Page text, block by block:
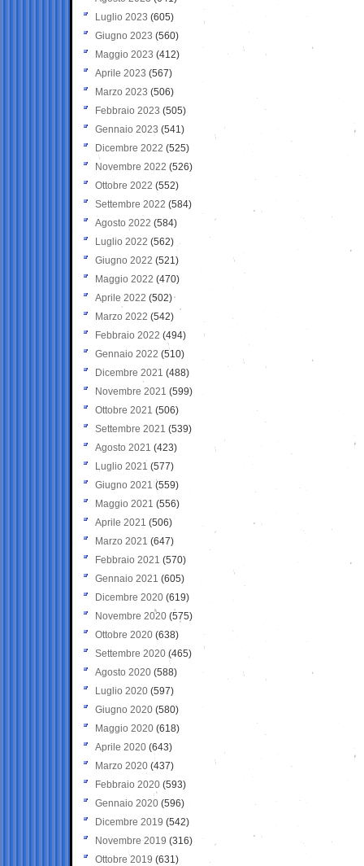
Luglio 2023 (605)
Giugno 2023 (560)
Maggio 2023 (412)
Aprile 2023 (567)
Marzo 2023 (506)
Febbraio 2023 (505)
Gennaio 2023 (541)
Dicembre 2022 (525)
Novembre 2022 (526)
Ottobre 2022 (552)
Settembre 2022 (584)
Agosto 2022 (584)
Luglio 2022 (562)
Giugno 2022 (521)
Maggio 2022 (470)
Aprile 2022 (502)
Marzo 2022 (542)
Febbraio 2022 (494)
Gennaio 2022 (510)
Dicembre 2021 (488)
Novembre 2021 (599)
Ottobre 2021 (506)
Settembre 2021 (539)
Agosto 2021 (423)
Luglio 2021 (577)
Giugno 2021(559)
Maggio 2021 (556)
Aprile 2021 (506)
Marzo 2021 (647)
Febbraio 2021 (570)
Gennaio 2021 (605)
Dicembre 2020 (619)
Novembre 2020 (575)
Ottobre 2020 (638)
Settembre 2020(465)
Agosto 2020 (588)
Luglio 2020 (597)
Giugno 2020 (580)
Maggio 2020 (618)
Aprile 2020 (643)
Marzo 2020 (437)
Febbraio 2020 (593)
Gennaio 2020 (596)
Dicembre 2019 (542)
Novembre 2019 (316)
Ottobre 2019 (631)